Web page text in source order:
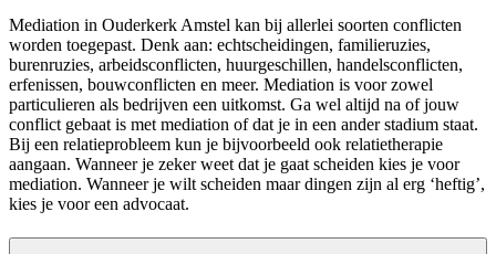
Mediation in Ouderkerk Amstel kan bij allerlei soorten conflicten
worden toegepast. Denk aan: echtscheidingen, familieruzies,
burenruzies, arbeidsconflicten, huurgeschillen, handelsconflicten,
erfenissen, bouwconflicten en meer. Mediation is voor zowel
particulieren als bedrijven een uitkomst. Ga wel altijd na of jouw
conflict gebaat is met mediation of dat je in een ander stadium staat.
Bij een relatieprobleem kun je bijvoorbeeld ook relatietherapie
aangaan. Wanneer je zeker weet dat je gaat scheiden kies je voor
mediation. Wanneer je wilt scheiden maar dingen zijn al erg ‘heftig’,
kies je voor een advocaat.